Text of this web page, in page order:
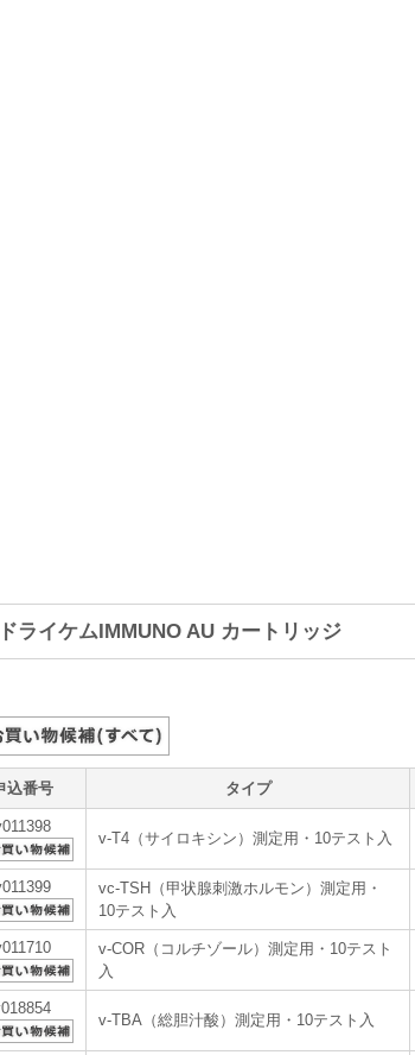
ライケムIMMUNO AU カートリッジ
込番号 タイプ
v-T4（サイロキシン）測定用・10テスト入
vc-TSH（甲状腺刺激ホルモン）測定用・
10テスト入
v-COR（コルチゾール）測定用・10テスト
入
v-TBA（総胆汁酸）測定用・10テスト入